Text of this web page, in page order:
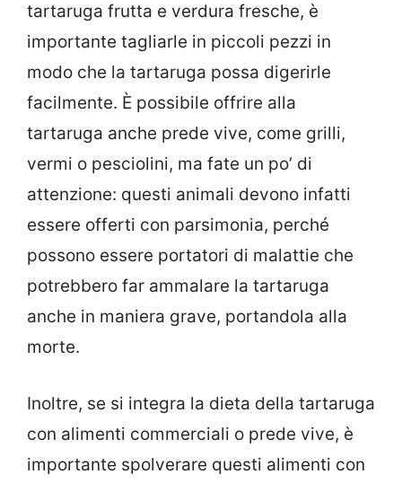
tartaruga frutta e verdura fresche, è
importante tagliarle in piccoli pezzi in
modo che la tartaruga possa digerirle
facilmente. È possibile offrire alla
tartaruga anche prede vive, come grilli,
vermi o pesciolini, ma fate un po’ di
attenzione: questi animali devono infatti
essere offerti con parsimonia, perché
possono essere portatori di malattie che
potrebbero far ammalare la tartaruga
anche in maniera grave, portandola alla
morte.
Inoltre, se si integra la dieta della tartaruga
con alimenti commerciali o prede vive, è
importante spolverare questi alimenti con